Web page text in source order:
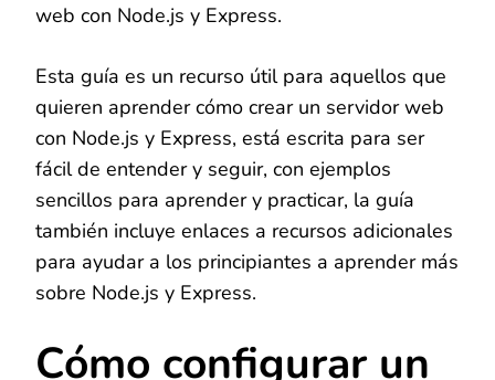
web con Node.js y Express.
Esta guía es un recurso útil para aquellos que
quieren aprender cómo crear un servidor web
con Node.js y Express, está escrita para ser
fácil de entender y seguir, con ejemplos
sencillos para aprender y practicar, la guía
también incluye enlaces a recursos adicionales
para ayudar a los principiantes a aprender más
sobre Node.js y Express.
Cómo configurar un